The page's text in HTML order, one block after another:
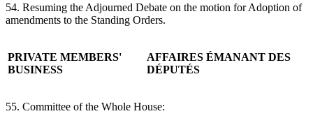
54. Resuming the Adjourned Debate on the motion for Adoption of
amendments to the Standing Orders.
PRIVATE MEMBERS'
BUSINESS
AFFAIRES ÉMANANT DES
DÉPUTÉS
55. Committee of the Whole House: